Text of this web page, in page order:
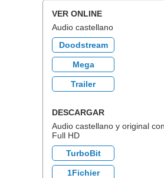
VER ONLINE
Audio castellano
Doodstream
Mega
Trailer
DESCARGAR
Audio castellano y original
Full HD
TurboBit
1Fichier